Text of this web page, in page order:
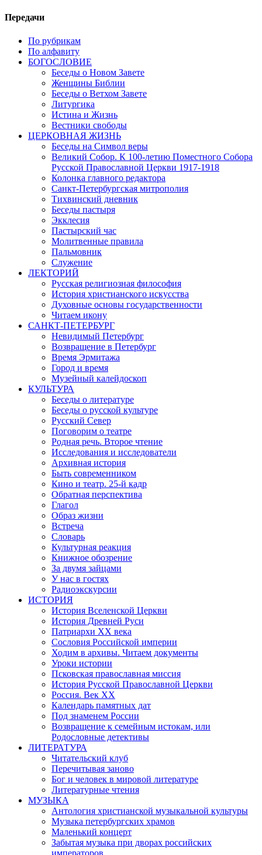
Передачи
По рубрикам
По алфавиту
БОГОСЛОВИЕ
Беседы о Новом Завете
Женщины Библии
Беседы о Ветхом Завете
Литургика
Истина и Жизнь
Вестники свободы
ЦЕРКОВНАЯ ЖИЗНЬ
Беседы на Символ веры
Великий Собор. К 100-летию Поместного Собора
Русской Православной Церкви 1917-1918
Колонка главного редактора
Санкт-Петербургская митрополия
Тихвинский дневник
Беседы пастыря
Экклесия
Пастырский час
Молитвенные правила
Пальмовник
Служение
ЛЕКТОРИЙ
Русская религиозная философия
История христианского искусства
Духовные основы государственности
Читаем икону
САНКТ-ПЕТЕРБУРГ
Невидимый Петербург
Возвращение в Петербург
Время Эрмитажа
Город и время
Музейный калейдоскоп
КУЛЬТУРА
Беседы о литературе
Беседы о русской культуре
Русский Север
Поговорим о театре
Родная речь. Второе чтение
Исследования и исследователи
Архивная история
Быть современником
Кино и театр. 25-й кадр
Обратная перспектива
Глагол
Образ жизни
Встреча
Словарь
Культурная реакция
Книжное обозрение
За двумя зайцами
У нас в гостях
Радиоэкскурсии
ИСТОРИЯ
История Вселенской Церкви
История Древней Руси
Патриархи XX века
Сословия Российской империи
Ходим в архивы. Читаем документы
Уроки истории
Псковская православная миссия
История Русской Православной Церкви
Россия. Век ХХ
Календарь памятных дат
Под знаменем России
Возвращение к семейным истокам, или
Родословные детективы
ЛИТЕРАТУРА
Читательский клуб
Перечитывая заново
Бог и человек в мировой литературе
Литературные чтения
МУЗЫКА
Антология христианской музыкальной культуры
Музыка петербургских храмов
Маленький концерт
Забытая музыка при дворах российских
императоров